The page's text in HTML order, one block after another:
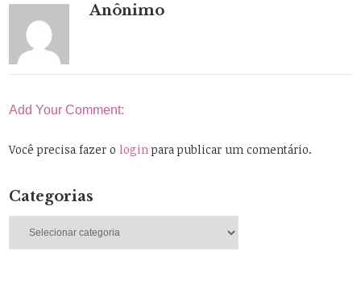
Anônimo
Add Your Comment:
Você precisa fazer ologin para publicar um comentário.
Categorias